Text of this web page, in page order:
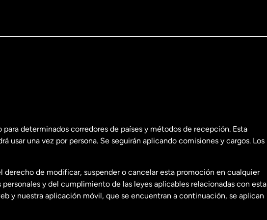
determinados corredores de países y métodos de recepción. Esta
usar una vez por persona. Se seguirán aplicando comisiones y cargos. Los
derecho de modificar, suspender o cancelar esta promoción en cualquier
y del cumplimiento de las leyes aplicables relacionadas con esta
y nuestra aplicación móvil, que se encuentran a continuación, se aplican